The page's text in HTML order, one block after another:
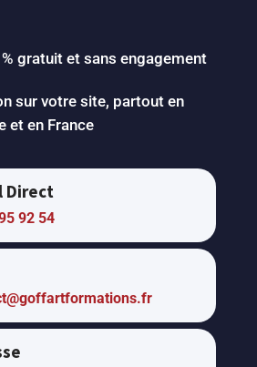
gratuit et sans engagement
sur votre site, partout en
et en France
Direct
92 54